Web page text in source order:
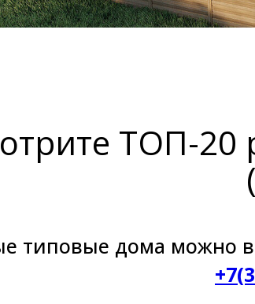
ТОП-20
типовые дома можно